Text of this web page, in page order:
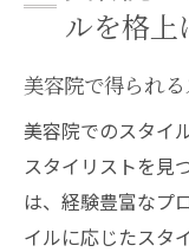
ルを格上
美容院で得られ
美容院でのスタイ
スタイリストを見
は、経験豊富なプ
イルに応じたスタ